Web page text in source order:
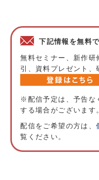
下記情報を無料
無料セミナー、新作研
引、資料プレゼント、
※配信予定は、予告な
する場合がございます
配信をご希望の方は、
覧ください。